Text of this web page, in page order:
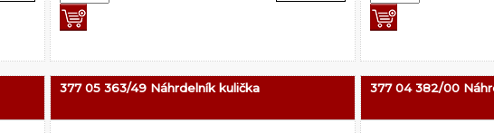
377 05 363/49 Náhrdelník kulička 377 04 382/00